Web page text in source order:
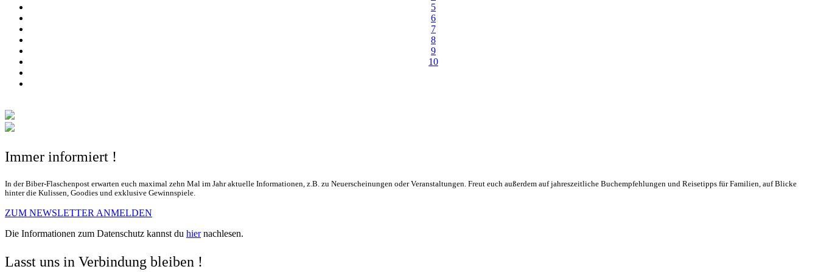
5
6
7
8
9
10
Immer informiert !
In der Biber-Flaschenpost erwarten euch maximal zehn Mal im Jahr aktuelle Informationen, z.B. zu Neuerscheinungen oder Veranstaltungen. Freut euch außerdem auf jahreszeitliche Buchempfehlungen und Reisetipps für Familien, auf Blicke
hinter die Kulissen, Goodies und exklusive Gewinnspiele.
ZUM NEWSLETTER ANMELDEN
Die Informationen zum Datenschutz kannst du hiernachlesen.
Lasst uns in Verbindung bleiben !